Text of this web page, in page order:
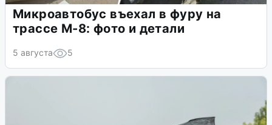
Микроавтобус въехал в фуру на
трассе М-8: фото и детали
5 августа 5